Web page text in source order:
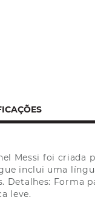
Messi foi criada
inclui uma
Forma
leve.